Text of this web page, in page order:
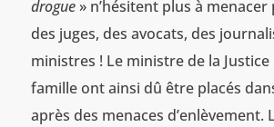
drogue» n’hésitent plus à
des juges, des avocats, des
ministres ! Le ministre de la Justice
famille ont ainsi dû être placés
après des menaces d’enlèvement.